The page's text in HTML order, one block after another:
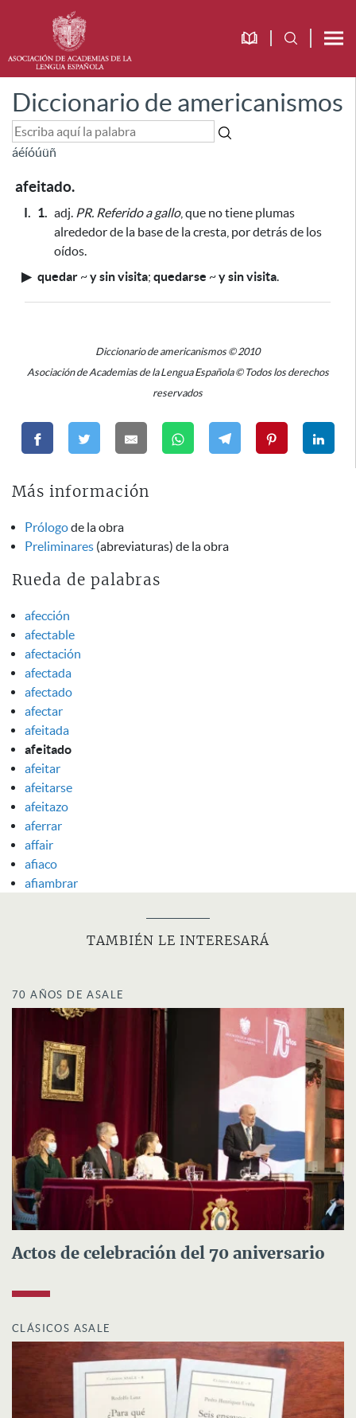
Diccionario de americanismos
áéíóúüñ
afeitado.
I. 1. adj. PR. Referido a gallo, que no tiene plumas
alrededor de la base de la cresta, por detrás de los
oídos.
▶ quedar ~y sin visita; quedarse ~y sin visita.
Diccionario de americanismos © 2010
Asociación de Academias de la Lengua Española © Todos los derechos
reservados
Más información
Prólogode la obra
Preliminares (abreviaturas) de la obra
Rueda de palabras
afección
afectable
afectación
afectada
afectado
afectar
afeitada
afeitado
afeitar
afeitarse
afeitazo
aferrar
affair
afiaco
afiambrar
TAMBIÉN LE INTERESARÁ
70 AÑOS DE ASALE
Actos de celebración del 70 aniversario
CLÁSICOS ASALE